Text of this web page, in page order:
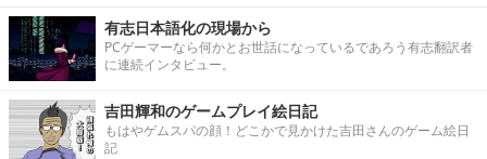
有志日本語化の現場から
PCゲーマーなら何かとお世話になっているであろう有志翻訳者
に連続インタビュー。
吉田輝和のゲームプレイ絵日記
もはやゲムスパの顔！どこかで見かけた吉田さんのゲーム絵日
記